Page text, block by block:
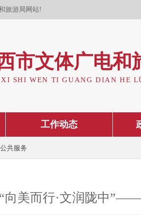
旅游局网站!
市文体广电和
SHI WEN TI GUANG DIAN HE
工作动态
公共服务
“向美而行·文润陇中